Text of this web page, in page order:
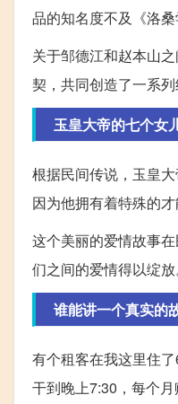
品的知名度不及《洛
关于邹德江和赵本山
契，共同创造了一系
玉皇大帝的七个女
根据民间传说，玉皇
因为他拥有着特殊的
这个美丽的爱情故事
们之间的爱情得以绽放
谁能讲一个真实的
有个租客在我这里住
干到晚上7:30，每个